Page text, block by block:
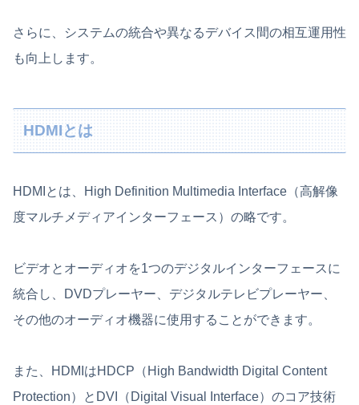
さらに、システムの統合や異なるデバイス間の相互運用性
も向上します。
HDMIとは
HDMIとは、High Definition Multimedia Interface（高解像
度マルチメディアインターフェース）の略です。
ビデオとオーディオを1つのデジタルインターフェースに
統合し、DVDプレーヤー、デジタルテレビプレーヤー、
その他のオーディオ機器に使用することができます。
また、HDMIはHDCP（High Bandwidth Digital Content
Protection）とDVI（Digital Visual Interface）のコア技術